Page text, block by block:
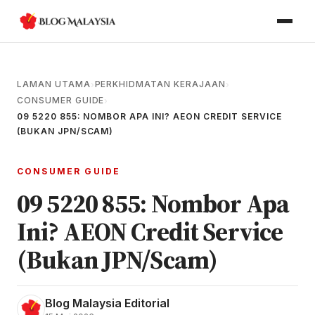
LAMAN UTAMA› PERKHIDMATAN KERAJAAN ›
CONSUMER GUIDE›
09 5220 855: NOMBOR APA INI? AEON CREDIT SERVICE
(BUKAN JPN/SCAM)
CONSUMER GUIDE
09 5220 855: Nombor Apa
Ini? AEON Credit Service
(Bukan JPN/Scam)
Blog Malaysia Editorial